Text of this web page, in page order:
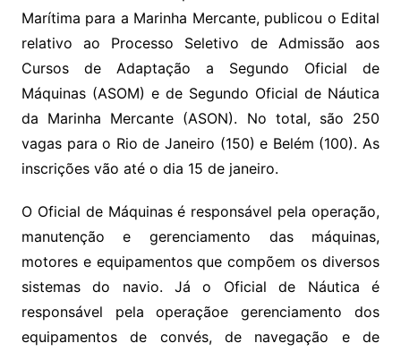
Marítima para a Marinha Mercante, publicou o Edital
relativo ao Processo Seletivo de Admissão aos
Cursos de Adaptação a Segundo Oficial de
Máquinas (ASOM) e de Segundo Oficial de Náutica
da Marinha Mercante (ASON). No total, são 250
vagas para o Rio de Janeiro (150) e Belém (100). As
inscrições vão até o dia 15 de janeiro.
O Oficial de Máquinas é responsável pela operação,
manutenção e gerenciamento das máquinas,
motores e equipamentos que compõem os diversos
sistemas do navio. Já o Oficial de Náutica é
responsável pela operaçãoe gerenciamento dos
equipamentos de convés, de navegação e de